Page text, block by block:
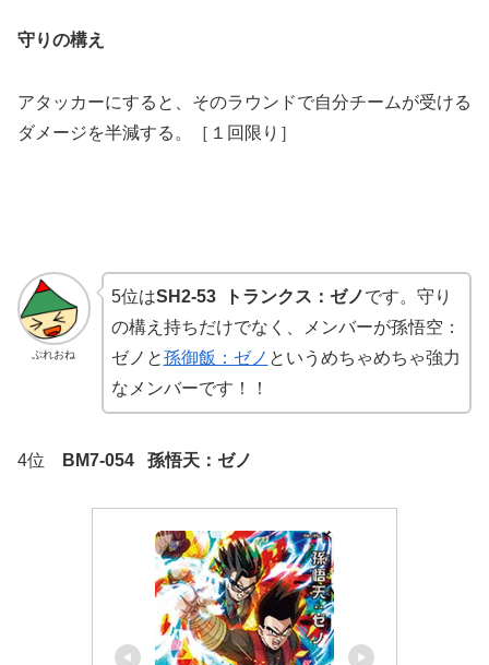
守りの構え
アタッカーにすると、そのラウンドで自分チームが受ける
ダメージを半減する。［１回限り］
ぷれおね
5位はSH2-53 トランクス：ゼノです。守り
の構え持ちだけでなく、メンバーが孫悟空：
ゼノと孫御飯：ゼノ というめちゃめちゃ強力
なメンバーです！！
4位 BM7-054 孫悟天：ゼノ